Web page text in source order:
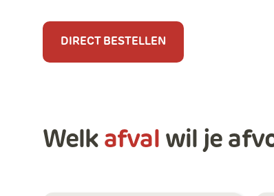
DIRECT BESTELLEN
Welk afval wil je